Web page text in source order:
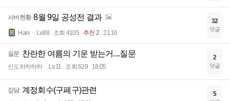
서버현황 8월 9일 공성전 결과
Harv Lv.88 조회 4105 추천 2 21:16
32
댓글
질문 찬란한 여름의 기운 받는거....질문
신도하하하하 Lv.11 조회 629 18:05
2
댓글
잡담 계정회수(구페구)관련 5